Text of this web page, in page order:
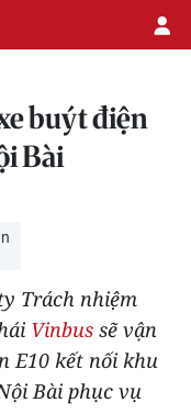
buýt điện
Bài
Trách nhiệm
Vinbus sẽ vận
E10 kết nối khu
Bài phục vụ